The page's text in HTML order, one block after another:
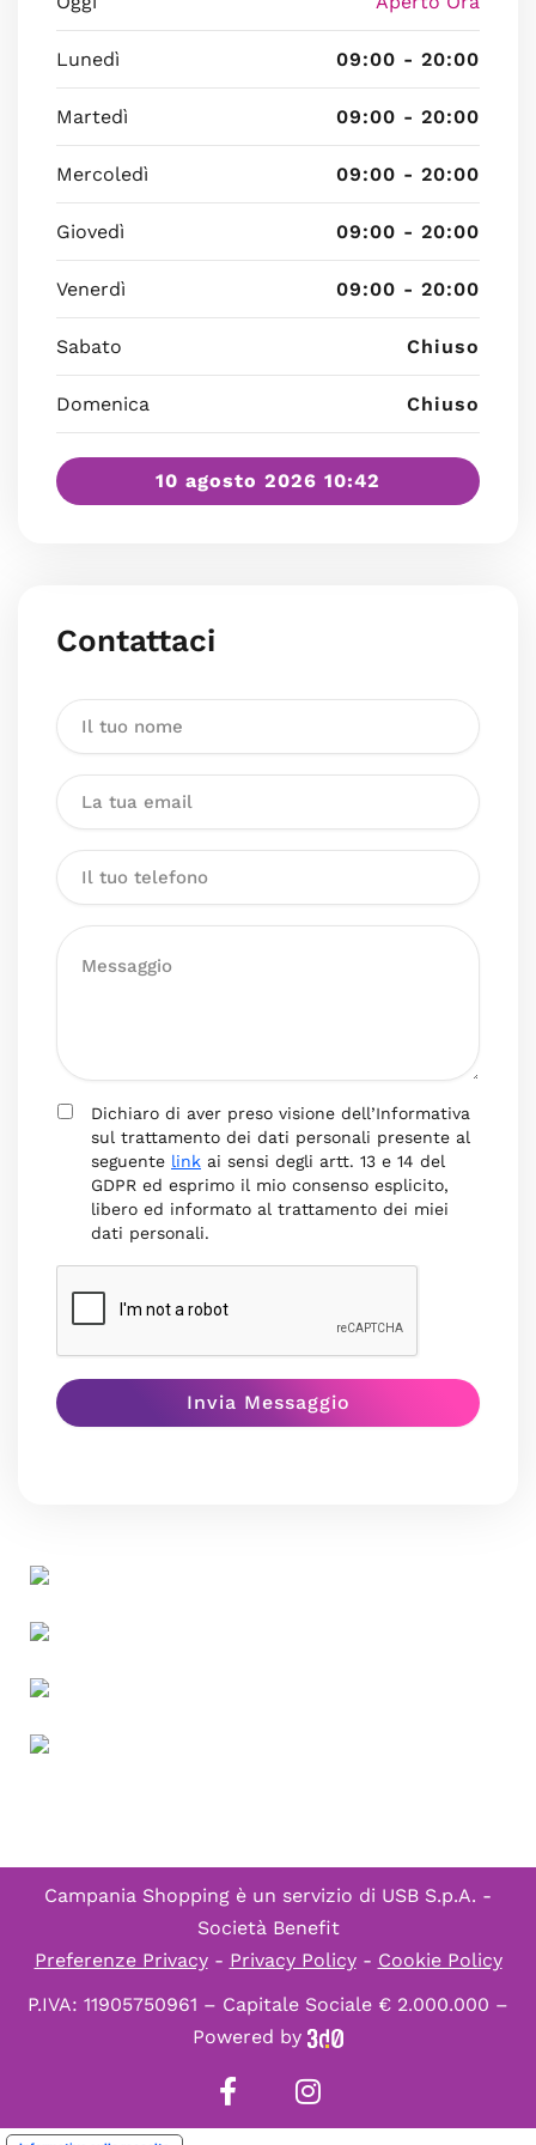
Lunedì 09:00 - 20:00
Martedì 09:00 - 20:00
Mercoledì 09:00 - 20:00
Giovedì 09:00 - 20:00
Venerdì 09:00 - 20:00
Sabato Chiuso
Domenica Chiuso
10 agosto 2026 10:42
Contattaci
Dichiaro di aver preso visione dell’Informativa
sul trattamento dei dati personali presente al
seguente link ai sensi degli artt. 13 e 14 del
GDPR ed esprimo il mio consenso esplicito,
libero ed informato al trattamento dei miei
dati personali.
Campania Shopping è un servizio di USB S.p.A. -
Società Benefit
Preferenze Privacy- Privacy Policy- Cookie Policy
P.IVA: 11905750961 – Capitale Sociale € 2.000.000 –
Powered by